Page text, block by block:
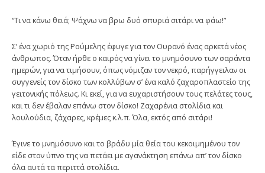
“Τι να κάνω θειά; Ψάχνω να βρω δυό σπυριά σιτάρι να φάω!”
Σ’ ένα χωριό της Ρούμελης έφυγε για τον Ουρανό ένας αρκετά νέος
άνθρωπος. Όταν ήρθε ο καιρός να γίνει το μνημόσυνο των σαράντα
ημερών, για να τιμήσουν, όπως νόμιζαν τον νεκρό, παρήγγειλαν οι
συγγενείς τον δίσκο των κολλύβων σ’ ένα καλό ζαχαροπλαστείο της
γειτονικής πόλεως. Κι εκεί, για να ευχαριστήσουν τους πελάτες τους,
και τι δεν έβαλαν επάνω στον δίσκο! Ζαχαρένια στολίδια και
λουλούδια, ζάχαρες, κρέμες κ.λ.π. Όλα, εκτός από σιτάρι!
Έγινε το μνημόσυνο και το βράδυ μία θεία του κεκοιμημένου τον
είδε στον ύπνο της να πετάει με αγανάκτηση επάνω απ’ τον δίσκο
όλα αυτά τα περιττά στολίδια.